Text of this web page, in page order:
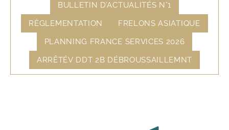
BULLETIN D’ACTUALITÉS N°1
RÈGLEMENTATION
FRELONS ASIATIQUE
PLANNING FRANCE SERVICES 2026
ARRÊTÉV DDT 2B DÉBROUSSAILLEMNT